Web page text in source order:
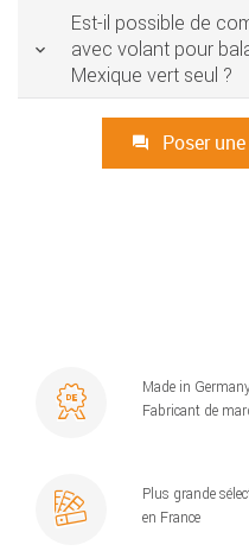
Est-il possible de
avec volant pour
Mexique vert seul ?
Poser
Made in
Fabricant de
Plus grande
en France